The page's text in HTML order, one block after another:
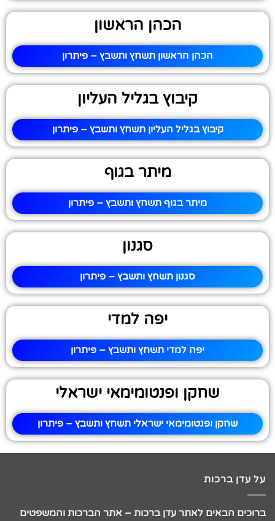
הכהן הראשון
הכהן הראשון תשחץ ותשבץ – פיתרון
קיבוץ בגליל העליון
קיבוץ בגליל העליון תשחץ ותשבץ – פיתרון
מיתר בגוף
מיתר בגוף תשחץ ותשבץ – פיתרון
סגנון
סגנון תשחץ ותשבץ – פיתרון
יפה למדי
יפה למדי תשחץ ותשבץ – פיתרון
שחקן ופנטומימאי ישראלי
שחקן ופנטומימאי ישראלי תשחץ ותשבץ – פיתרון
על עדן ברכות
ברוכים הבאים לאתר עדן ברכות – אתר הברכות והמשפטים